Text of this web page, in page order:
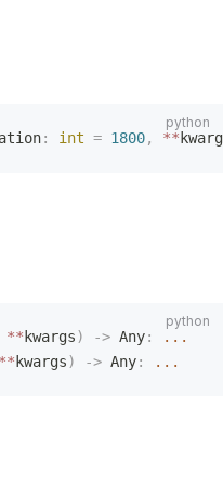
: int = 1800, **
** kwargs) -> Any:
...
kwargs) -> Any: ...